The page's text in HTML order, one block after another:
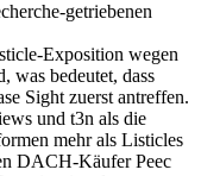
getriebenen
Exposition wegen
was bedeutet, dass
Sight zuerst antreffen.
und t3n als die
mehr als Listicles
DACH-Käufer Peec